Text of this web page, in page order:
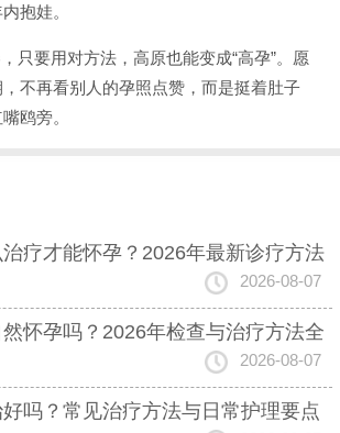
抱娃。
只要用对方法，高原也能变成“高孕”。愿
不再看别人的孕照点赞，而是挺着肚子
鸥旁。
疗才能怀孕？2026年最新诊疗方法
2026-08-07
怀孕吗？2026年检查与治疗方法全
2026-08-07
吗？常见治疗方法与日常护理要点